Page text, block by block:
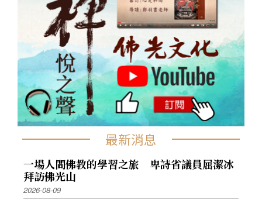
最新消息
一場人間佛教的學習之旅 卑詩省議員屈潔冰
拜訪佛光山
2026-08-09